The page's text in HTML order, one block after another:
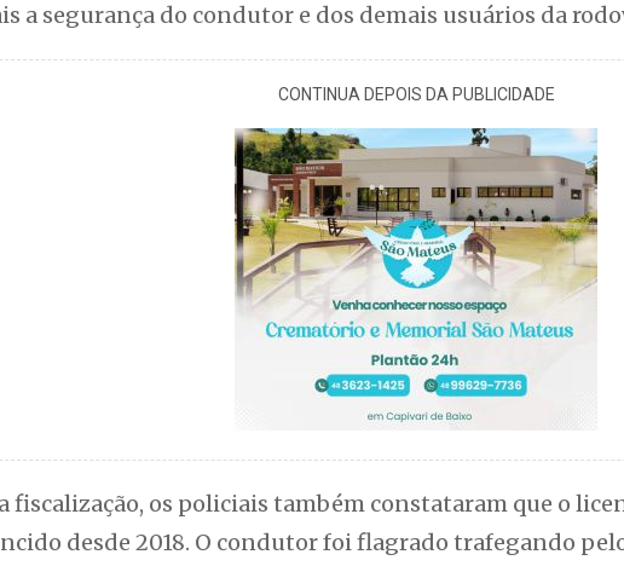
a segurança do condutor e dos demais usuários da
CONTINUA DEPOIS DA PUBLICIDADE
fiscalização, os policiais também constataram que o
desde 2018. O condutor foi flagrado trafegando